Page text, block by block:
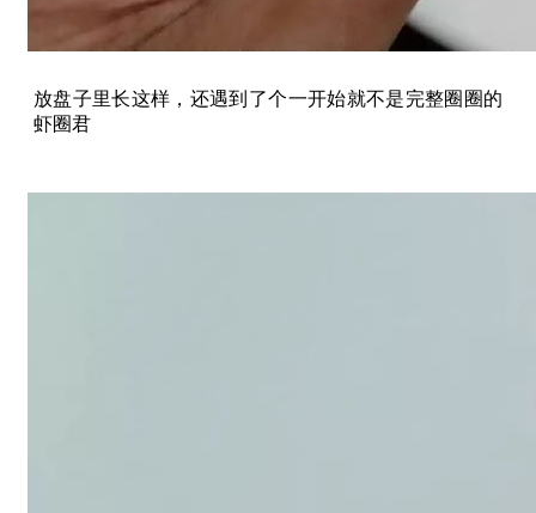
放盘子里长这样，还遇到了个一开始就不是完整圈圈的
虾圈君